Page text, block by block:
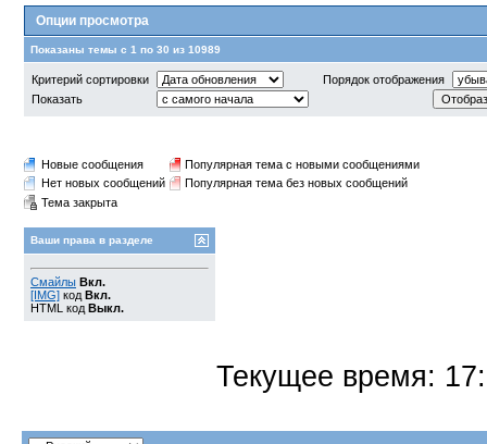
Опции просмотра
Показаны темы с 1 по 30 из 10989
Критерий сортировки
Порядок отображения
Показать
Новые сообщения
Популярная тема с новыми сообщениями
Нет новых сообщений
Популярная тема без новых сообщений
Тема закрыта
Ваши права в разделе
Смайлы Вкл.
[IMG] код Вкл.
HTML код Выкл.
Текущее время: